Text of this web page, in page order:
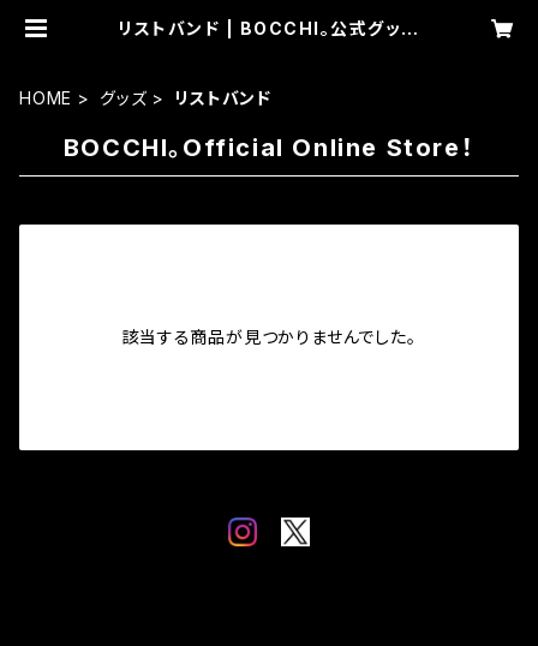
リストバンド | BOCCHI。公式グッズ
HOME グッズ リストバンド
BOCCHI。Official Online Store！
該当する商品が見つかりませんでした。